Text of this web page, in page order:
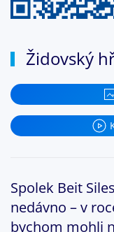
Židovský
Spolek Beit
nedávno – v
bychom mohli